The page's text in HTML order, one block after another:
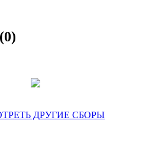
ДРУГИЕ СБОРЫ